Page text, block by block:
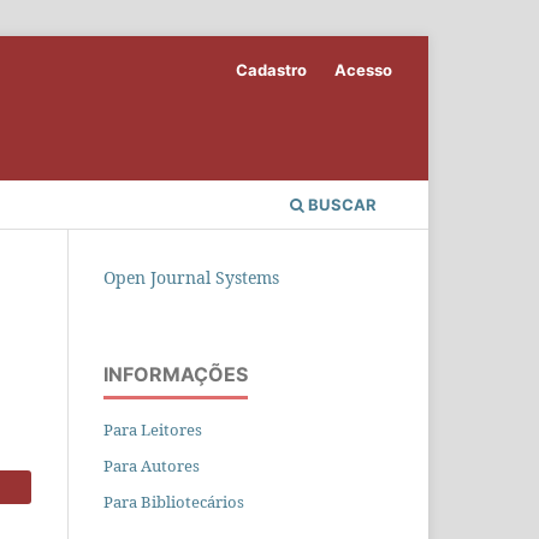
BUSCAR
Cadastro Acesso
Open Journal Systems
INFORMAÇÕES
Para Leitores
Para Autores
Para Bibliotecários